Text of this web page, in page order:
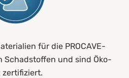
für die PROCAVE-
Schadstoffen und sind Öko-
zertifiziert.